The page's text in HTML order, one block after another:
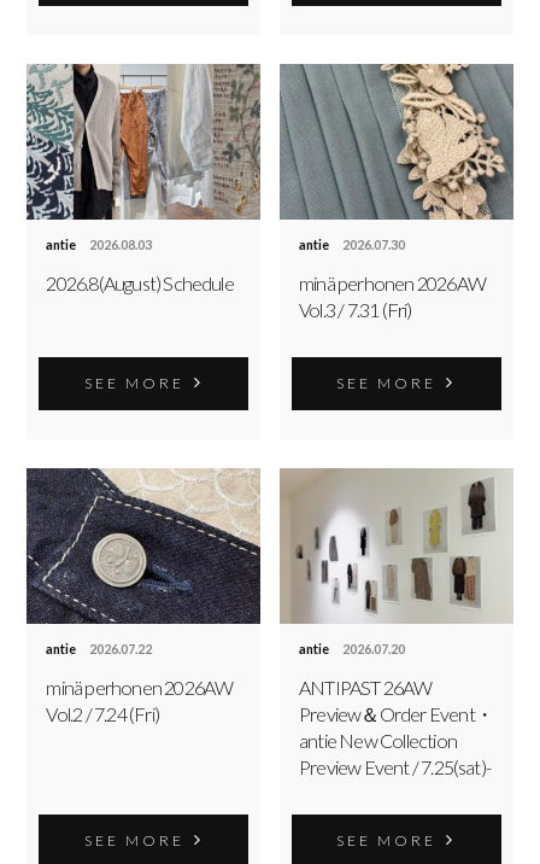
antie 2026.08.03
2026.8(August) Schedule
SEE MORE
antie 2026.07.30
minä perhonen 2026AW
Vol.3 / 7.31 (Fri)
SEE MORE
antie 2026.07.22
minä perhonen 2026AW
Vol.2 / 7.24 (Fri)
SEE MORE
antie 2026.07.20
ANTIPAST 26AW
Preview＆Order Event・
antie New Collection
Preview Event / 7.25(sat)-
SEE MORE